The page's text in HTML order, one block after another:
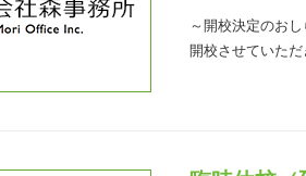
～開校決定のお
開校させていた